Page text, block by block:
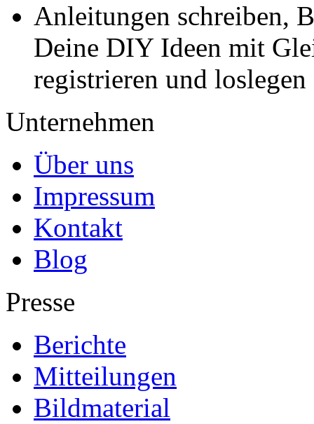
Anleitungen schreiben,
Deine DIY Ideen mit
registrieren und loslegen
Unternehmen
Über uns
Impressum
Kontakt
Blog
Presse
Berichte
Mitteilungen
Bildmaterial